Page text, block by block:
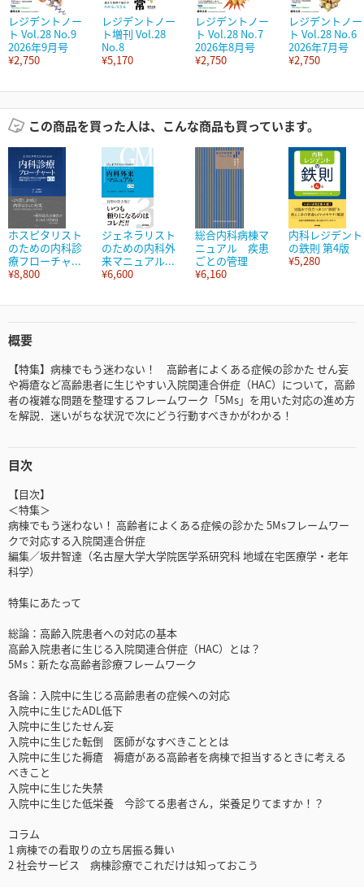
レジデントノー
ト Vol.28 No.9
2026年9月号
¥2,750
レジデントノー
ト増刊 Vol.28
No.8
¥5,170
レジデントノー
ト Vol.28 No.7
2026年8月号
¥2,750
レジデントノー
ト Vol.28 No.6
2026年7月号
¥2,750
この商品を買った人は、こんな商品も買っています。
ホスピタリスト
のための内科診
療フローチャ...
¥8,800
ジェネラリスト
のための内科外
来マニュアル...
¥6,600
総合内科病棟マ
ニュアル 疾患
ごとの管理
¥6,160
内科レジデント
の鉄則 第4版
¥5,280
概要
【特集】病棟でもう迷わない！ 高齢者によくある症候の診かた せん妄
や褥瘡など高齢患者に生じやすい入院関連合併症（HAC）について，高齢
者の複雑な問題を整理するフレームワーク「5Ms」を用いた対応の進め方
を解説．迷いがちな状況で次にどう行動すべきかがわかる！
目次
【目次】
＜特集＞
病棟でもう迷わない！ 高齢者によくある症候の診かた 5Msフレームワー
クで対応する入院関連合併症
編集／坂井智達（名古屋大学大学院医学系研究科 地域在宅医療学・老年
科学）
特集にあたって
総論：高齢入院患者への対応の基本
高齢入院患者に生じる入院関連合併症（HAC）とは？
5Ms：新たな高齢者診療フレームワーク
各論：入院中に生じる高齢患者の症候への対応
入院中に生じたADL低下
入院中に生じたせん妄
入院中に生じた転倒 医師がなすべきこととは
入院中に生じた褥瘡 褥瘡がある高齢者を病棟で担当するときに考える
べきこと
入院中に生じた失禁
入院中に生じた低栄養 今診てる患者さん，栄養足りてますか！？
コラム
1 病棟での看取りの立ち居振る舞い
2 社会サービス 病棟診療でこれだけは知っておこう